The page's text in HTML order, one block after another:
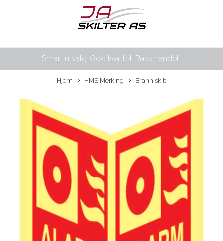
Smart utvalg God kvalitet Rask handel
Hjem HMS Merking Brann skilt